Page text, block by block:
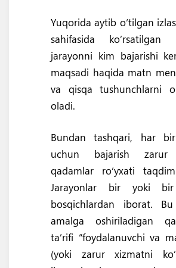
Yuqorida aytib o‘tilgan
sahifasida
jarayonni kim bajarishi
maqsadi haqida matn
va qisqa tushunchlarni
oladi.
Bundan tashqari, har
uchun bajarish zarur
qadamlar ro‘yxati
Jarayonlar bir yoki
bosqichlardan iborat.
amalga oshiriladigan
ta’rifi “foydalanuvchi va
(yoki zarur xizmatni